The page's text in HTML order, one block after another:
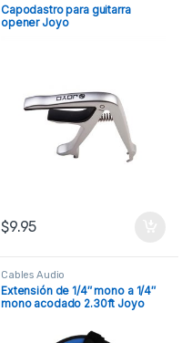
Capodastro para guitarra
opener Joyo
$9.95
Cables Audio
Extensión de 1/4″ mono a 1/4″
mono acodado 2.30ft Joyo